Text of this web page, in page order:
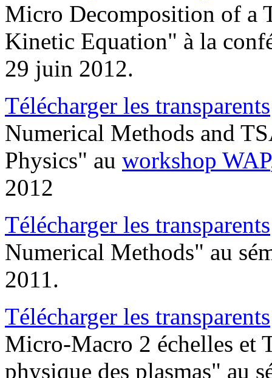
Micro Decomposition of a
Kinetic Equation" à la
29 juin 2012.
Télécharger les transparents
Numerical Methods and
Physics" au workshop WAP
2012
Télécharger les transparents
Numerical Methods" au
2011.
Télécharger les transparents
Micro-Macro 2 échelles et
physique des plasmas" au